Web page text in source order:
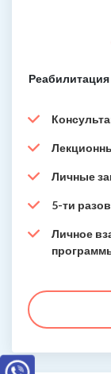
Личные
5-ти
Личное